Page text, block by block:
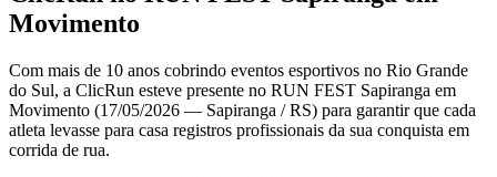
Movimento
Com mais de 10 anos cobrindo eventos esportivos no Rio Grande
do Sul, a ClicRun esteve presente no RUN FEST Sapiranga em
Movimento (17/05/2026 — Sapiranga / RS) para garantir que cada
atleta levasse para casa registros profissionais da sua conquista em
corrida de rua.